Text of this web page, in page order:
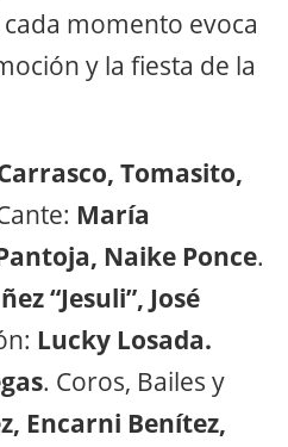
momento evoca
y la fiesta de la
Tomasito,
María
Naike Ponce.
“Jesuli”, José
Lucky Losada.
. Coros, Bailes y
Encarni Benítez,